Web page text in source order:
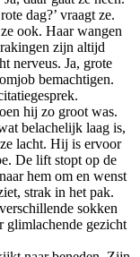
dag?’ vraagt ze.
ook. Haar wangen
zijn altijd
nerveus. Ja, grote
bemachtigen.
hij zo groot was.
belachelijk laag is,
lacht. Hij is ervoor
De lift stopt op de
hem om en wenst
strak in het pak.
sokken
glimlachende gezicht